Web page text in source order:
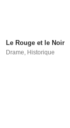
Le Rouge et le Noir
Drame Historique